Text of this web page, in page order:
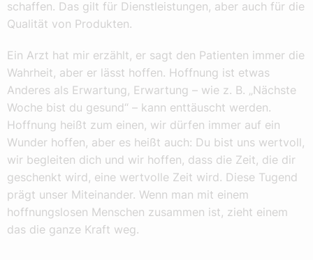
schaffen. Das gilt für Dienstleistungen, aber auch für die
Qualität von Produkten.
Ein Arzt hat mir erzählt, er sagt den Patienten immer die
Wahrheit, aber er lässt hoffen. Hoffnung ist etwas
Anderes als Erwartung, Erwartung – wie z. B. „Nächste
Woche bist du gesund“ – kann enttäuscht werden.
Hoffnung heißt zum einen, wir dürfen immer auf ein
Wunder hoffen, aber es heißt auch: Du bist uns wertvoll,
wir begleiten dich und wir hoffen, dass die Zeit, die dir
geschenkt wird, eine wertvolle Zeit wird. Diese Tugend
prägt unser Miteinander. Wenn man mit einem
hoffnungslosen Menschen zusammen ist, zieht einem
das die ganze Kraft weg.